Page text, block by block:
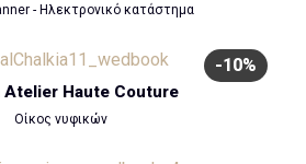
- Ηλεκτρονικό κατάστημα
-10%
Atelier Haute Couture
Οίκος νυφικών